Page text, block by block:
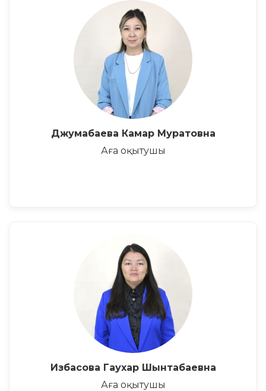
Джумабаева Камар Муратовна
Аға оқытушы
Избасова Гаухар Шынтабаевна
Аға оқытушы